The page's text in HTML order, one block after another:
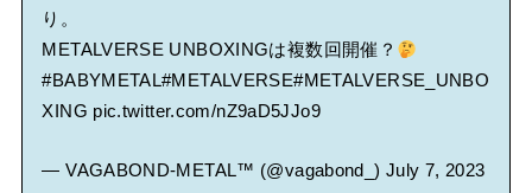
り。
METALVERSE UNBOXINGは複数回開催？
#BABYMETAL#METALVERSE#METALVERSE_UNBO
XING pic.twitter.com/nZ9aD5JJo9
— VAGABOND-METAL™ (@vagabond_) July 7, 2023